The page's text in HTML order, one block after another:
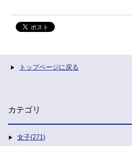
トップページに戻る
カテゴリ
女子(271)